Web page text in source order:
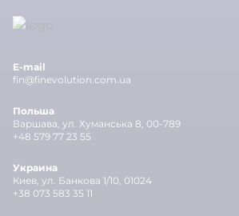
E-mail
fin@finevolution.com.ua
Польша
Варшава, ул. Хуманська 8, 00-789
+48 579 77 23 55
Украина
Киев, ул. Банкова 1/10, 01024
+38 073 583 35 11